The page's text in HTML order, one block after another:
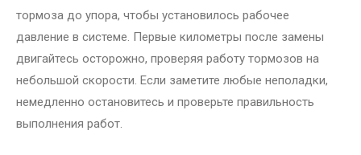
тормоза до упора, чтобы установилось рабочее
давление в системе. Первые километры после замены
двигайтесь осторожно, проверяя работу тормозов на
небольшой скорости. Если заметите любые неполадки,
немедленно остановитесь и проверьте правильность
выполнения работ.